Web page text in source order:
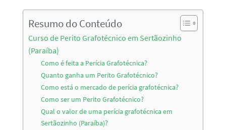
Resumo do Conteúdo
Curso de Perito Grafotécnico em Sertãozinho
(Paraíba)
Como é feita a Perícia Grafotécnica?
Quanto ganha um Perito Grafotécnico?
Como está o mercado de perícia grafotécnica?
Como ser um Perito Grafotécnico?
Qual o valor de uma perícia grafotécnica em
Sertãozinho (Paraíba)?